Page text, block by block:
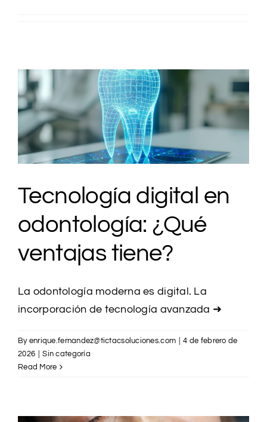
Tecnología digital en
odontología: ¿Qué
ventajas tiene?
La odontología moderna es digital. La
incorporación de tecnología avanzada ➜
By enrique.fernandez@tictacsoluciones.com
4 de febrero de
2026
Sin categoría
Read More